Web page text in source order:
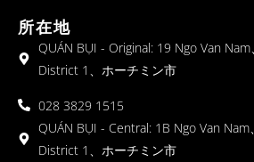
所在地
QUÁN BỤI - Original: 19 Ngo Van Nam
District 1、ホーチミン市
028 3829 1515
QUÁN BỤI - Central: 1B Ngo Van Nam
District 1、ホーチミン市